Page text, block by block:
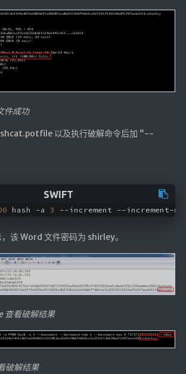
件成功
以及执行破解命令后加 “--
hash -a 3 --increment --increment-
该 Word 文件密码为 shirley。
查看破解结果
破解结果